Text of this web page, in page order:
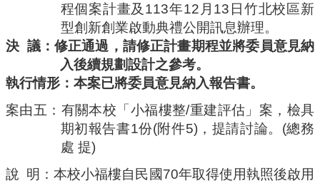
程個案計畫及 113年12 月 13 日竹北校區新
型創新創業啟動典禮公開訊息辦理。
決 議：修正通過，請修正計畫期程並將委員意見納
入後續規劃設計之參考。
執行情形：本案已將委員意見納入報告書。
案由五： 有關本校「小福樓整/重建評估」案，檢具
期初報告書1份(附件5) ，提請討論。 (總務
處 提)
說 明：本校小福樓自民國70年取得使用執照後啟用